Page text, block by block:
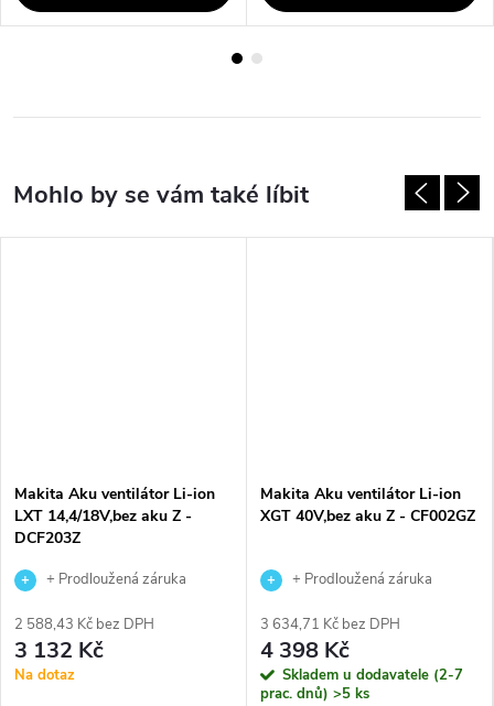
Makita Aku ventilátor Li-ion
LXT 14,4/18V,bez aku Z -
DCF203Z
+ Prodloužená záruka
2 588,43 Kč bez DPH
3 132 Kč
Na dotaz
Makita Aku ventilátor Li-ion
XGT 40V,bez aku Z - CF002GZ
+ Prodloužená záruka
3 634,71 Kč bez DPH
4 398 Kč
Skladem u dodavatele (2-7
prac. dnů) >5 ks